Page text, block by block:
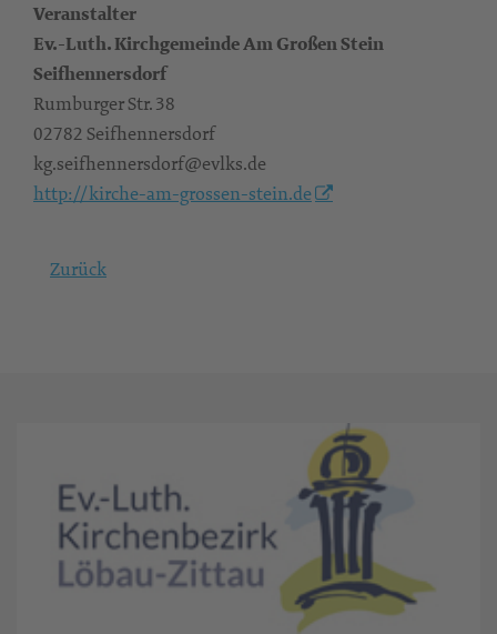
Veranstalter
Ev.-Luth. Kirchgemeinde Am Großen Stein
Seifhennersdorf
Rumburger Str. 38
02782 Seifhennersdorf
kg.seifhennersdorf@evlks.de
http://kirche-am-grossen-stein.de
Zurück